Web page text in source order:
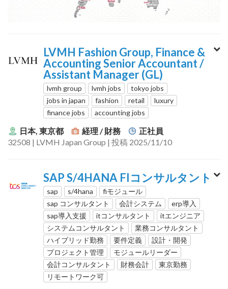
LVMH Fashion Group, Finance &
Accounting Senior Accountant /
Assistant Manager (GL)
lvmh group lvmh jobs
tokyo jobs
jobs in japan
fashion retail
luxury
finance jobs
accounting jobs
日本, 東京都 経理 / 財務
正社員
32508 | LVMH Japan Group | 投稿 2025/11/10
SAP S/4HANA FIコンサルタント
sap s/4hana
fiモジュール
sap コンサルタント
会計システム
erp導入
sap導入支援
itコンサルタント
itエンジニア
システムコンサルタント
業務コンサルタント
ハイブリッド勤務
要件定義
設計・開発
プロジェクト管理
モジュールリーダー
会計コンサルタント
財務会計
東京勤務
リモートワーク可